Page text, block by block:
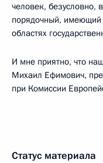
человек, безусловно,
порядочный, имеющий
областях
И мне приятно, что
Михаил Ефимович,
при Комиссии
Статус материала